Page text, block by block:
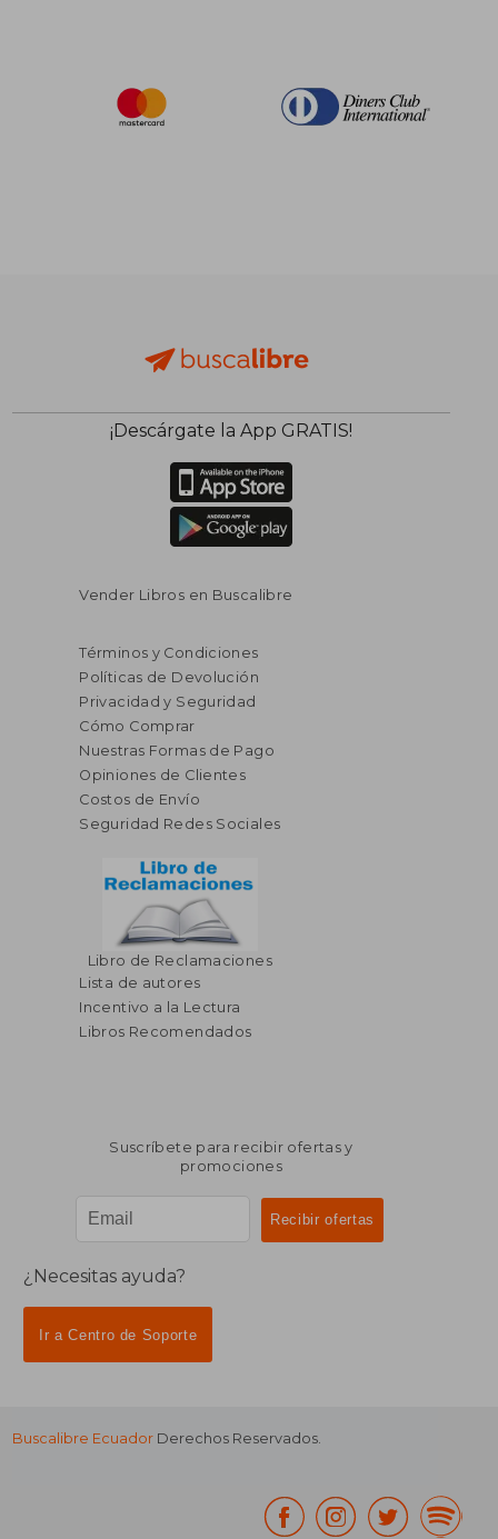
¡Descárgate la App GRATIS!
Vender Libros en Buscalibre
Términos y Condiciones
Políticas de Devolución
Privacidad y Seguridad
Cómo Comprar
Nuestras Formas de Pago
Opiniones de Clientes
Costos de Envío
Seguridad Redes Sociales
Libro de Reclamaciones
Lista de autores
Incentivo a la Lectura
Libros Recomendados
Suscríbete para recibir ofertas y
promociones
¿Necesitas ayuda?
Ir a Centro de Soporte
Buscalibre Ecuador Derechos Reservados.